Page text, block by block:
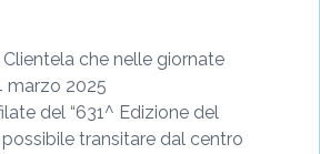
che nelle giornate
marzo 2025
del “631^ Edizione del
possibile transitare dal centro